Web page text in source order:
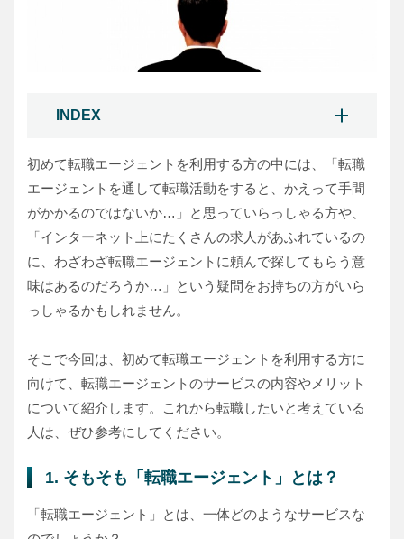
INDEX
初めて転職エージェントを利用する方の中には、「転職
エージェントを通して転職活動をすると、かえって手間
がかかるのではないか…」と思っていらっしゃる方や、
「インターネット上にたくさんの求人があふれているの
に、わざわざ転職エージェントに頼んで探してもらう意
味はあるのだろうか…」という疑問をお持ちの方がいら
っしゃるかもしれません。
そこで今回は、初めて転職エージェントを利用する方に
向けて、転職エージェントのサービスの内容やメリット
について紹介します。これから転職したいと考えている
人は、ぜひ参考にしてください。
1. そもそも「転職エージェント」とは？
「転職エージェント」とは、一体どのようなサービスな